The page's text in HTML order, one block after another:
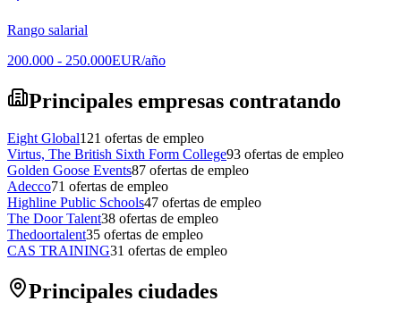
Rango salarial
200.000 - 250.000EUR/año
Principales empresas contratando
Eight Global121 ofertas de empleo
Virtus, The British Sixth Form College93 ofertas de empleo
Golden Goose Events87 ofertas de empleo
Adecco71 ofertas de empleo
Highline Public Schools47 ofertas de empleo
The Door Talent38 ofertas de empleo
Thedoortalent35 ofertas de empleo
CAS TRAINING31 ofertas de empleo
Principales ciudades